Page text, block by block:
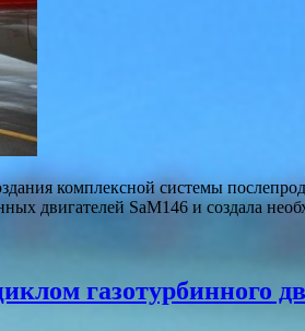
комплексной системы
двигателей SaM146 и создала
газотурбинного